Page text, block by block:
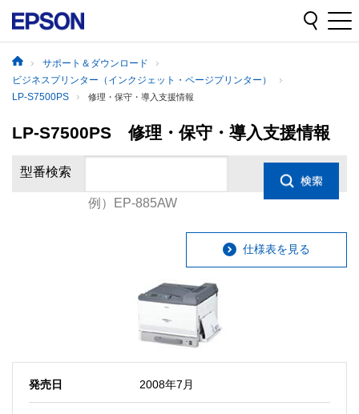
サポート＆ダウンロード
ビジネスプリンター（インクジェット・ページプリンター）
LP-S7500PS
修理・保守・導入支援情報
LP-S7500PS 修理・保守・導入支援情報
型番検索
例）EP-885AW
仕様表を見る
発売日 2008年7月